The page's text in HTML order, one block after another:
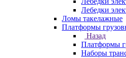
Лебедки
Ломы такелажные
Платформы
Назад
Платформы
Наборы